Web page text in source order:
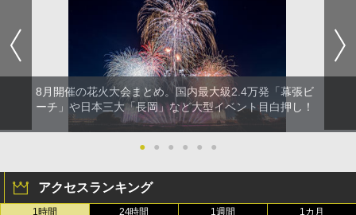
8月開催の花火大会まとめ。国内最大級2.4万発「幕張ビ
ーチ」や日本三大「長岡」など大型イベント目白押し！
● ● ● ● ● ●
アクセスランキング
1時間 24時間 1週間 1カ月